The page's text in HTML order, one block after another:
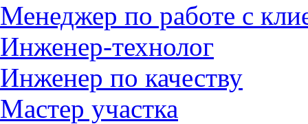
Менеджер по работе с
Инженер-технолог
Инженер по качеству
Мастер участка